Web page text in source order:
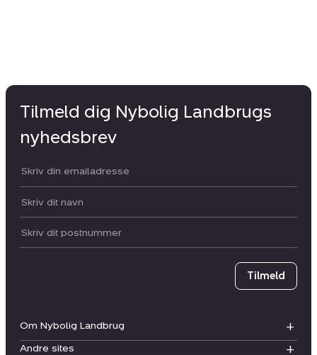
Om Nybolig Landbrug
Andre sites
Tilmeld dig Nybolig Landbrugs
nyhedsbrev
Din email:
Dit navn:
Postnummer
Tilmeld